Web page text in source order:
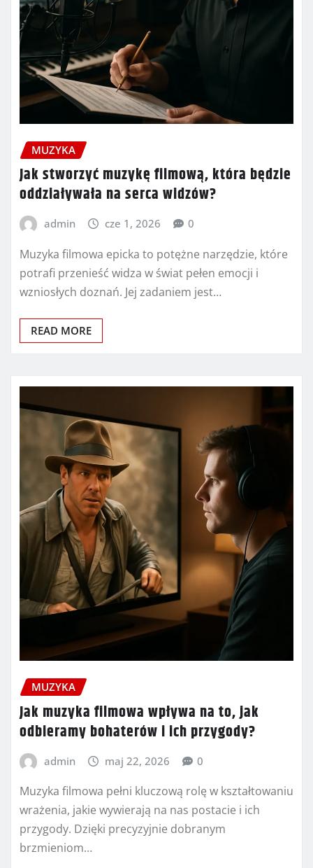
MUZYKA
Jak stworzyć muzykę filmową, która będzie
oddziaływała na serca widzów?
admin cze 1, 2026 0
Muzyka filmowa epicka to potężne narzędzie, które
potrafi przenieść widza w świat pełen emocji i
wzniosłych doznań. Jej zadaniem jest…
READ MORE
MUZYKA
Jak muzyka filmowa wpływa na to, jak
odbieramy bohaterów i ich przygody?
admin maj 22, 2026 0
Muzyka filmowa pełni kluczową rolę w kształtowaniu
wrażenia, jakie wywierają na nas postacie i ich
przygody. Dzięki precyzyjnie dobranym
brzmieniom…